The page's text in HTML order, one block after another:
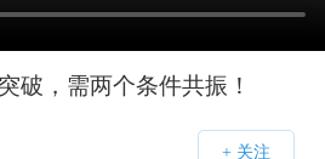
破，需两个条件共振！